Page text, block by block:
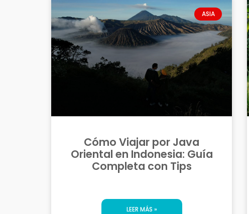
ASIA
Cómo Viajar por Java
Oriental en Indonesia: Guía
Completa con Tips
LEER MÁS »